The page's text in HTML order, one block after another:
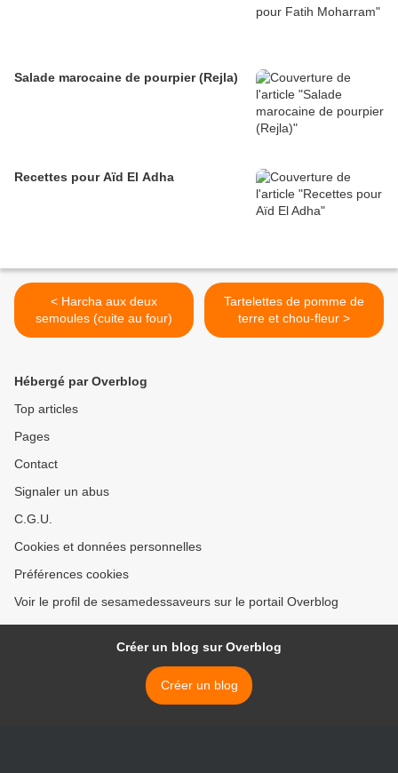
Salade marocaine de pourpier (Rejla)
Recettes pour Aïd El Adha
< Harcha aux deux
semoules (cuite au four)
Tartelettes de pomme de
terre et chou-fleur >
Hébergé par Overblog
Top articles
Pages
Contact
Signaler un abus
C.G.U.
Cookies et données personnelles
Préférences cookies
Voir le profil de sesamedessaveurs sur le portail Overblog
Créer un blog sur Overblog
Créer un blog